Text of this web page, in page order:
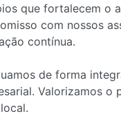
que fortalecem o
com nossos
contínua.
de forma
Valorizamos